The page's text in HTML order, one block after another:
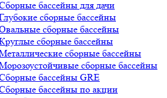
бассейны для дачи
сборные бассейны
сборные бассейны
сборные бассейны
сборные бассейны
сборные бассейны
бассейны GRE
бассейны по акции